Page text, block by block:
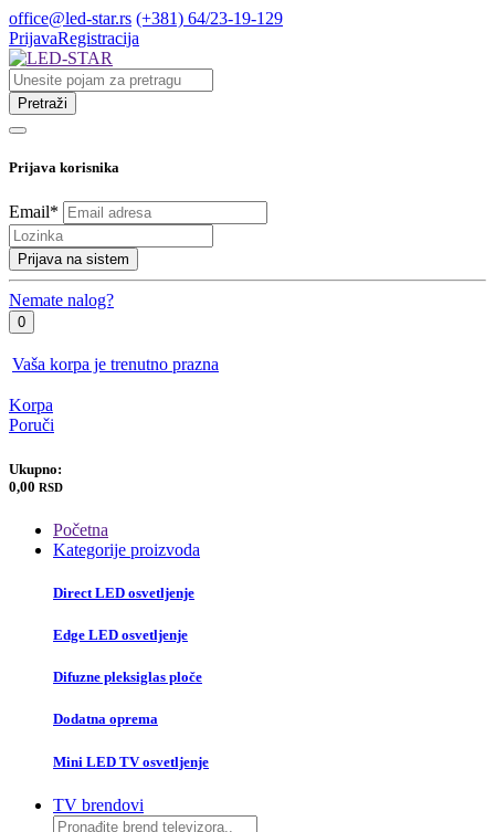
office@led-star.rs (+381) 64/23-19-129
PrijavaRegistracija
Pretraži
Prijava korisnika
Email*
Prijava na sistem
Nemate nalog?
0
Vaša korpa je trenutno prazna
Korpa
Poruči
Ukupno:
0,00 RSD
Početna
Kategorije proizvoda
Direct LED osvetljenje
Edge LED osvetljenje
Difuzne pleksiglas ploče
Dodatna oprema
Mini LED TV osvetljenje
TV brendovi